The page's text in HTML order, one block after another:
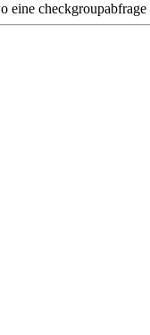
checkgroupabfrage